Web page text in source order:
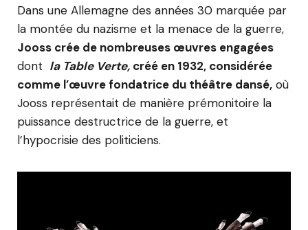
Dans une Allemagne des années 30 marquée par
la montée du nazisme et la menace de la guerre,
Jooss crée de nombreuses œuvres engagées
dont la Table Verte, créé en 1932, considérée
comme l’œuvre fondatrice du théâtre dansé, où
Jooss représentait de manière prémonitoire la
puissance destructrice de la guerre, et
l’hypocrisie des politiciens.